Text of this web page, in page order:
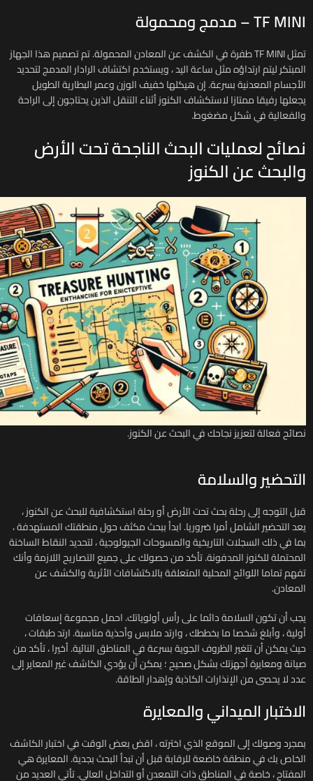
TF MINI – مدمج ومحمولة
تمثل TF MINI طفرة في الكشف عن المعادن المحمولة. تم تصميم هذا الجهاز
المبتكر ليتم ارتداؤه مثل ساعة اليد ، ويستخدم اكتشاف الرادار المدمج لتحديد
الأجسام المعدنية بسرعة. إن هيكلها خفيف الوزن وعمر البطارية الطويل
يجعلها رفيقا ممتازا لاستكشاف الكنوز أثناء التنقل الذين يحتاجون إلى الراحة
والفعالية في شكل مضغوط.
نصائح لعمليات البحث الناجحة تحت الأرض
والبحث عن الكنوز
نصائح فعالة لتعزيز نجاحك في البحث عن الكنوز.
التحضير والسلامة
قبل التوجه إلى رحلة بحث تحت الأرض أو رحلة استكشافية للبحث عن الكنوز ،
يعد التحضير الشامل أمرا ضروريا. ابدأ ببحث مكثف حول منطقتك المستهدفة ،
بما في ذلك السجلات التاريخية والمسوحات الجيولوجية ، لتحديد النقاط الساخنة
المحتملة للكنوز المدفونة. تأكد من حصولك على جميع التصاريح اللازمة وأنك
تفهم تماما اللوائح المحلية المتعلقة بالاكتشافات الأثرية والكشف عن
المعادن.
يجب أن تكون السلامة دائما على رأس أولوياتك. احمل مجموعة إسعافات
أولية ، وأبلغ شخصا ما بخططك ، وارتد ملابس وأحذية مناسبة. ارتد طبقات ،
حيث يمكن أن تتغير الظروف الجوية بسرعة في المناطق النائية. أخيرا ، تأكد من
صيانة ومعايرة أجهزتك بشكل صحيح ؛ يمكن أن يؤدي الكاشف غير المعاير إلى
عدد لا يحصى من الإنذارات الكاذبة وإهدار الطاقة.
الاختبار الميداني والمعايرة
بمجرد وصولك إلى الموقع الذي اخترته ، اقض بعض الوقت في اختبار الكاشف
الخاص بك في منطقة خاضعة للرقابة قبل أن تبدأ البحث بجدية. المعايرة هي
المفتاح ، خاصة في المناطق ذات التمعدن أو التداخل العالي. تأتي العديد من